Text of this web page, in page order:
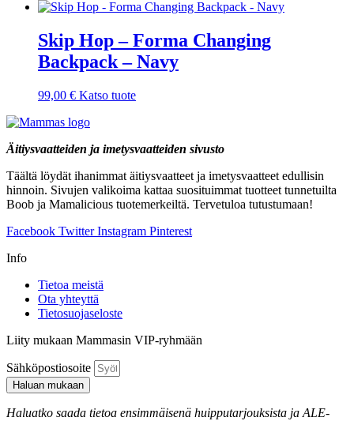
Skip Hop – Forma Changing
Backpack – Navy
99,00 € Katso tuote
Äitiysvaatteiden ja imetysvaatteiden sivusto
Täältä löydät ihanimmat äitiysvaatteet ja imetysvaatteet edullisin
hinnoin. Sivujen valikoima kattaa suosituimmat tuotteet tunnetuilta
Boob ja Mamalicious tuotemerkeiltä. Tervetuloa tutustumaan!
Facebook Twitter Instagram Pinterest
Info
Tietoa meistä
Ota yhteyttä
Tietosuojaseloste
Liity mukaan Mammasin VIP-ryhmään
Sähköpostiosoite
Haluan mukaan
Haluatko saada tietoa ensimmäisenä huipputarjouksista ja ALE-